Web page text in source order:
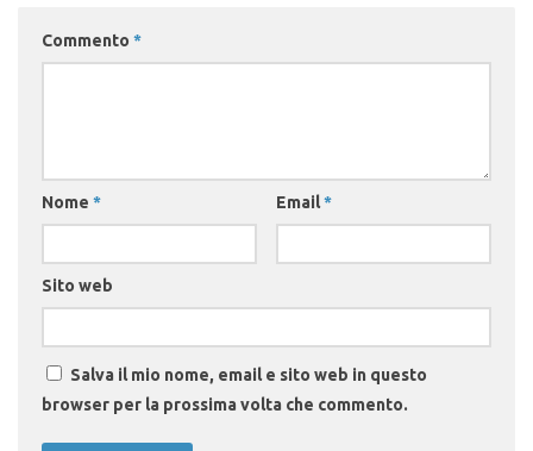
Commento *
Nome * Email*
Sito web
Salva il mio nome, email e sito web in questo
browser per la prossima volta che commento.